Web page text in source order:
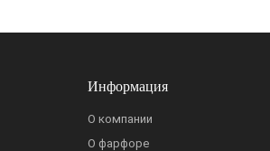
Информация
О компании
О фарфоре